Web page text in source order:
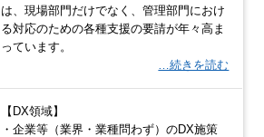
は、現場部門だけでなく、管理部門におけ
る対応のための各種支援の要請が年々高ま
っています。
…続きを読む
【DX領域】
・企業等（業界・業種問わず）のDX施策